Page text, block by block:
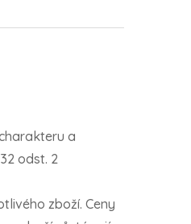
a
odst. 2
zboží. Ceny